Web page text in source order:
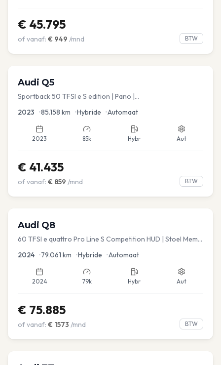
€ 45.795
of vanaf: € 949 /mnd BTW
Audi Q5
Sportback 50 TFSI e S edition | Pano |
2023 •85.158 km •Hybride •Automaat
2023 85k Hybr Aut
€ 41.435
of vanaf: € 859 /mnd BTW
Audi Q8
60 TFSI e quattro Pro Line S Competition HUD | Stoel Mem. |
2024 •79.061 km •Hybride •Automaat
2024 79k Hybr Aut
€ 75.885
of vanaf: € 1573 /mnd BTW